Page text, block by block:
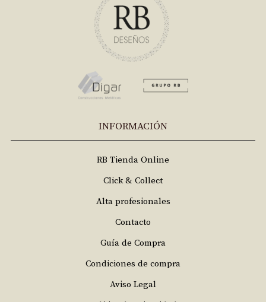
INFORMACIÓN
RB Tienda Online
Click & Collect
Alta profesionales
Contacto
Guía de Compra
Condiciones de compra
Aviso Legal